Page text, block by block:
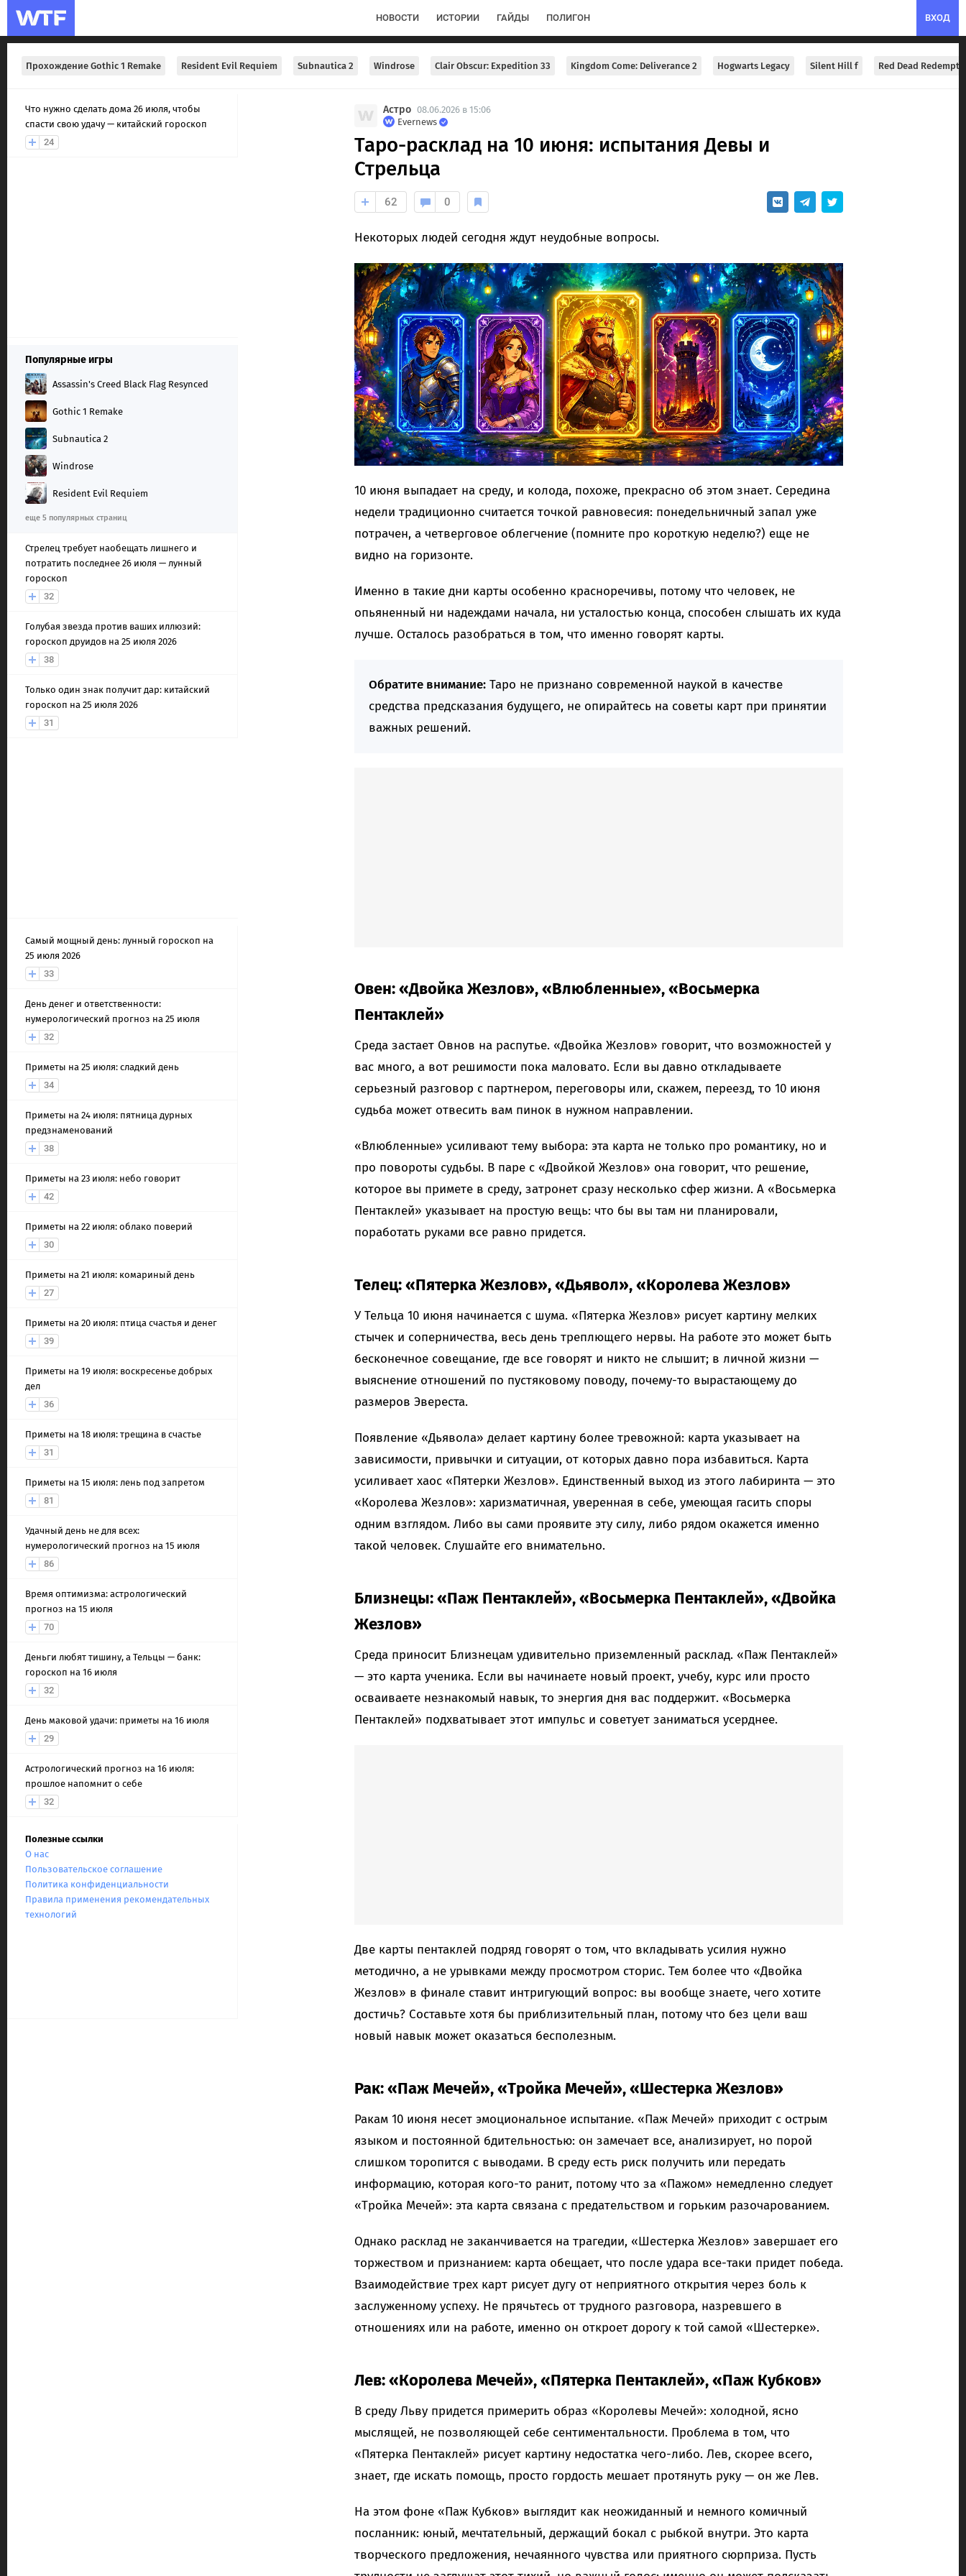
ВХОД
НОВОСТИ ИСТОРИИ ГАЙДЫ ПОЛИГОН
Прохождение Gothic 1 Remake Resident Evil Requiem Subnautica 2 Windrose Clair Obscur: Expedition 33 Kingdom Come: Deliverance 2 Hogwarts Legacy Silent Hill f Red Dead
Что нужно сделать дома 26 июля, чтобы
спасти свою удачу — китайский гороскоп
24
Популярные игры
Assassin's Creed Black Flag Resynced
Gothic 1 Remake
Subnautica 2
Windrose
Resident Evil Requiem
еще 5 популярных страниц
Стрелец требует наобещать лишнего и
потратить последнее 26 июля — лунный
гороскоп
32
Голубая звезда против ваших иллюзий:
гороскоп друидов на 25 июля 2026
38
Только один знак получит дар: китайский
гороскоп на 25 июля 2026
31
Самый мощный день: лунный гороскоп на
25 июля 2026
33
День денег и ответственности:
нумерологический прогноз на 25 июля
32
Приметы на 25 июля: сладкий день
34
Приметы на 24 июля: пятница дурных
предзнаменований
38
Приметы на 23 июля: небо говорит
42
Приметы на 22 июля: облако поверий
30
Приметы на 21 июля: комариный день
27
Приметы на 20 июля: птица счастья и денег
39
Приметы на 19 июля: воскресенье добрых
дел
36
Приметы на 18 июля: трещина в счастье
31
Приметы на 15 июля: лень под запретом
81
Удачный день не для всех:
нумерологический прогноз на 15 июля
86
Время оптимизма: астрологический
прогноз на 15 июля
70
Деньги любят тишину, а Тельцы — банк:
гороскоп на 16 июля
32
День маковой удачи: приметы на 16 июля
29
Астрологический прогноз на 16 июля:
прошлое напомнит о себе
32
Полезные ссылки
О нас
Пользовательское соглашение
Политика конфиденциальности
Правила применения рекомендательных
технологий
Астро 08.06.2026 в 15:06
Evernews
Таро-расклад на 10 июня: испытания Девы и
Стрельца
62 0
Некоторых людей сегодня ждут неудобные вопросы.
10 июня выпадает на среду, и колода, похоже, прекрасно об этом знает. Середина
недели традиционно считается точкой равновесия: понедельничный запал уже
потрачен, а четверговое облегчение (помните про короткую неделю?) еще не
видно на горизонте.
Именно в такие дни карты особенно красноречивы, потому что человек, не
опьяненный ни надеждами начала, ни усталостью конца, способен слышать их куда
лучше. Осталось разобраться в том, что именно говорят карты.
Обратите внимание:Таро не признано современной наукой в качестве
средства предсказания будущего, не опирайтесь на советы карт при принятии
важных решений.
Овен: «Двойка Жезлов», «Влюбленные», «Восьмерка
Пентаклей»
Среда застает Овнов на распутье. «Двойка Жезлов» говорит, что возможностей у
вас много, а вот решимости пока маловато. Если вы давно откладываете
серьезный разговор с партнером, переговоры или, скажем, переезд, то 10 июня
судьба может отвесить вам пинок в нужном направлении.
«Влюбленные» усиливают тему выбора: эта карта не только про романтику, но и
про повороты судьбы. В паре с «Двойкой Жезлов» она говорит, что решение,
которое вы примете в среду, затронет сразу несколько сфер жизни. А «Восьмерка
Пентаклей» указывает на простую вещь: что бы вы там ни планировали,
поработать руками все равно придется.
Телец: «Пятерка Жезлов», «Дьявол», «Королева Жезлов»
У Тельца 10 июня начинается с шума. «Пятерка Жезлов» рисует картину мелких
стычек и соперничества, весь день треплющего нервы. На работе это может быть
бесконечное совещание, где все говорят и никто не слышит; в личной жизни —
выяснение отношений по пустяковому поводу, почему-то вырастающему до
размеров Эвереста.
Появление «Дьявола» делает картину более тревожной: карта указывает на
зависимости, привычки и ситуации, от которых давно пора избавиться. Карта
усиливает хаос «Пятерки Жезлов». Единственный выход из этого лабиринта — это
«Королева Жезлов»: харизматичная, уверенная в себе, умеющая гасить споры
одним взглядом. Либо вы сами проявите эту силу, либо рядом окажется именно
такой человек. Слушайте его внимательно.
Близнецы: «Паж Пентаклей», «Восьмерка Пентаклей», «Двойка
Жезлов»
Среда приносит Близнецам удивительно приземленный расклад. «Паж Пентаклей»
— это карта ученика. Если вы начинаете новый проект, учебу, курс или просто
осваиваете незнакомый навык, то энергия дня вас поддержит. «Восьмерка
Пентаклей» подхватывает этот импульс и советует заниматься усерднее.
Две карты пентаклей подряд говорят о том, что вкладывать усилия нужно
методично, а не урывками между просмотром сторис. Тем более что «Двойка
Жезлов» в финале ставит интригующий вопрос: вы вообще знаете, чего хотите
достичь? Составьте хотя бы приблизительный план, потому что без цели ваш
новый навык может оказаться бесполезным.
Рак: «Паж Мечей», «Тройка Мечей», «Шестерка Жезлов»
Ракам 10 июня несет эмоциональное испытание. «Паж Мечей» приходит с острым
языком и постоянной бдительностью: он замечает все, анализирует, но порой
слишком торопится с выводами. В среду есть риск получить или передать
информацию, которая кого-то ранит, потому что за «Пажом» немедленно следует
«Тройка Мечей»: эта карта связана с предательством и горьким разочарованием.
Однако расклад не заканчивается на трагедии, «Шестерка Жезлов» завершает его
торжеством и признанием: карта обещает, что после удара все-таки придет победа.
Взаимодействие трех карт рисует дугу от неприятного открытия через боль к
заслуженному успеху. Не прячьтесь от трудного разговора, назревшего в
отношениях или на работе, именно он откроет дорогу к той самой «Шестерке».
Лев: «Королева Мечей», «Пятерка Пентаклей», «Паж Кубков»
В среду Льву придется примерить образ «Королевы Мечей»: холодной, ясно
мыслящей, не позволяющей себе сентиментальности. Проблема в том, что
«Пятерка Пентаклей» рисует картину недостатка чего-либо. Лев, скорее всего,
знает, где искать помощь, просто гордость мешает протянуть руку — он же Лев.
На этом фоне «Паж Кубков» выглядит как неожиданный и немного комичный
посланник: юный, мечтательный, держащий бокал с рыбкой внутри. Это карта
творческого предложения, нечаянного чувства или приятного сюрприза. Пусть